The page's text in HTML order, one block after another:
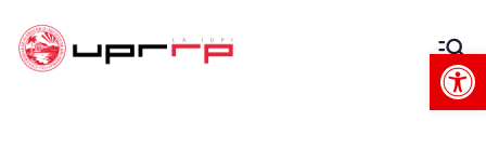
Decanato de Administración